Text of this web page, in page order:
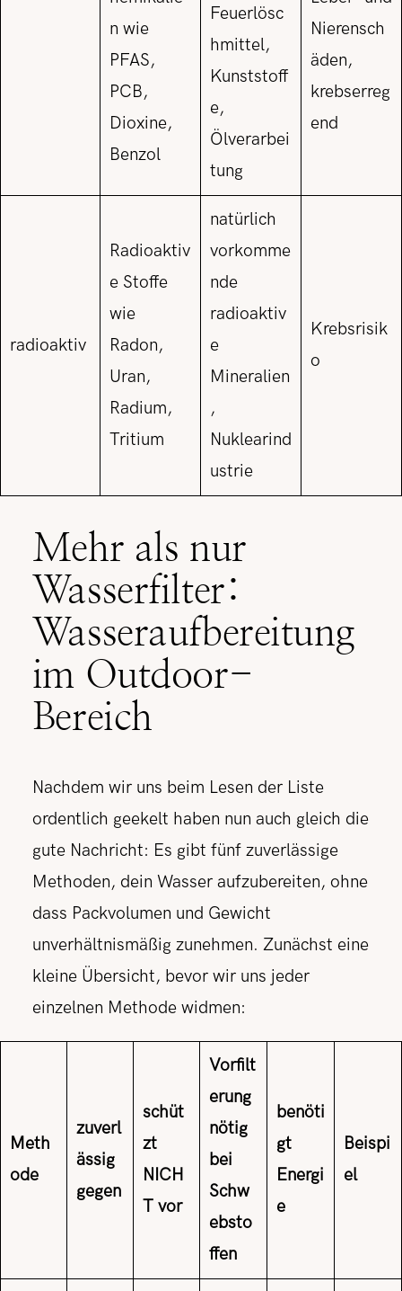
n wie
PFAS,
PCB,
Dioxine,
Benzol
Feuerlösc
hmittel,
Kunststoff
e,
Ölverarbei
tung
Nierensch
äden,
krebserreg
end
radioaktiv
Radioaktiv
e Stoffe
wie
Radon,
Uran,
Radium,
Tritium
natürlich
vorkomme
nde
radioaktiv
e
Mineralien
,
Nuklearind
ustrie
Krebsrisik
o
Mehr als nur
Wasserfilter:
Wasseraufbereitung
im Outdoor-
Bereich
Nachdem wir uns beim Lesen der Liste
ordentlich geekelt haben nun auch gleich die
gute Nachricht: Es gibt fünf zuverlässige
Methoden, dein Wasser aufzubereiten, ohne
dass Packvolumen und Gewicht
unverhältnismäßig zunehmen. Zunächst eine
kleine Übersicht, bevor wir uns jeder
einzelnen Methode widmen:
Meth
ode
zuverl
ässig
gegen
schüt
zt
NICH
T vor
Vorfilt
erung
nötig
bei
Schw
ebsto
ffen
benöti
gt
Energi
e
Beispi
el